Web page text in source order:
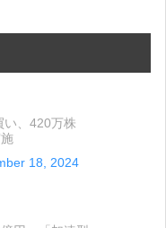
い、420万株
18, 2024